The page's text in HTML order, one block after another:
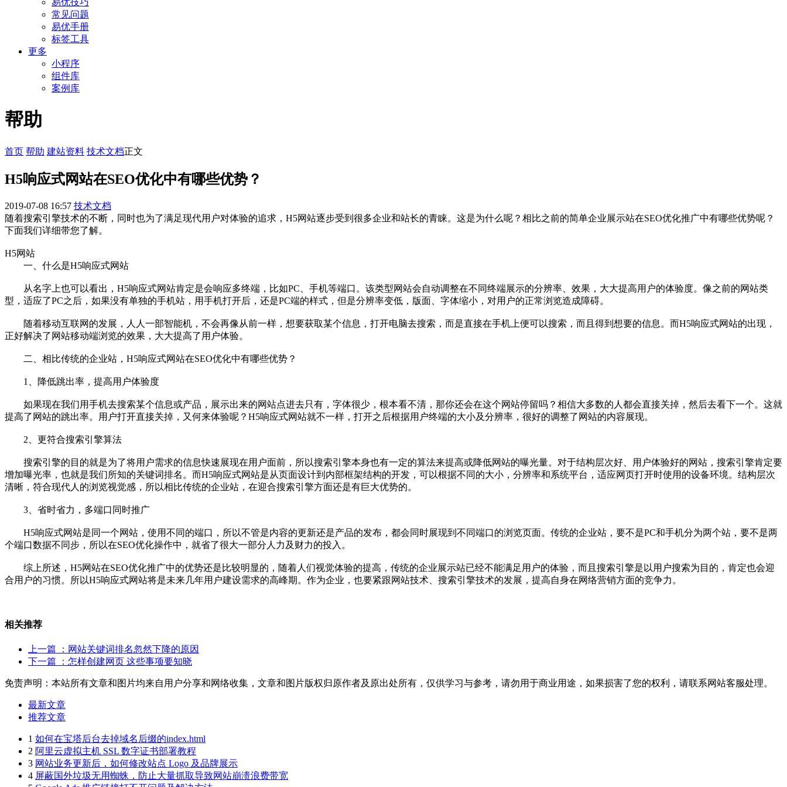
易优技巧
常见问题
易优手册
标签工具
更多
小程序
组件库
案例库
帮助
首页 帮助 建站资料 技术文档正文
H5响应式网站在SEO优化中有哪些优势？
2019-07-08 16:57 技术文档
随着搜索引擎技术的不断，同时也为了满足现代用户对体验的追求，H5网站逐步受到很多企业和站长的青睐。这是为什么呢？相比之前的简单企业展示站在SEO优化推广中有哪些优势呢？
下面我们详细带您了解。
​H5网站
一、什么是H5响应式网站
从名字上也可以看出，H5响应式网站肯定是会响应多终端，比如PC、手机等端口。该类型网站会自动调整在不同终端展示的分辨率、效果，大大提高用户的体验度。像之前的网站类
型，适应了PC之后，如果没有单独的手机站，用手机打开后，还是PC端的样式，但是分辨率变低，版面、字体缩小，对用户的正常浏览造成障碍。
随着移动互联网的发展，人人一部智能机，不会再像从前一样，想要获取某个信息，打开电脑去搜索，而是直接在手机上便可以搜索，而且得到想要的信息。而H5响应式网站的出现，
正好解决了网站移动端浏览的效果，大大提高了用户体验。
二、相比传统的企业站，H5响应式网站在SEO优化中有哪些优势？
1、降低跳出率，提高用户体验度
如果现在我们用手机去搜索某个信息或产品，展示出来的网站点进去只有，字体很少，根本看不清，那你还会在这个网站停留吗？相信大多数的人都会直接关掉，然后去看下一个。这就
提高了网站的跳出率。用户打开直接关掉，又何来体验呢？H5响应式网站就不一样，打开之后根据用户终端的大小及分辨率，很好的调整了网站的内容展现。
2、更符合搜索引擎算法
搜索引擎的目的就是为了将用户需求的信息快速展现在用户面前，所以搜索引擎本身也有一定的算法来提高或降低网站的曝光量。对于结构层次好、用户体验好的网站，搜索引擎肯定要
增加曝光率，也就是我们所知的关键词排名。而H5响应式网站是从页面设计到内部框架结构的开发，可以根据不同的大小，分辨率和系统平台，适应网页打开时使用的设备环境。结构层次
清晰，符合现代人的浏览视觉感，所以相比传统的企业站，在迎合搜索引擎方面还是有巨大优势的。
3、省时省力，多端口同时推广
H5响应式网站是同一个网站，使用不同的端口，所以不管是内容的更新还是产品的发布，都会同时展现到不同端口的浏览页面。传统的企业站，要不是PC和手机分为两个站，要不是两
个端口数据不同步，所以在SEO优化操作中，就省了很大一部分人力及财力的投入。
综上所述，H5网站在SEO优化推广中的优势还是比较明显的，随着人们视觉体验的提高，传统的企业展示站已经不能满足用户的体验，而且搜索引擎是以用户搜索为目的，肯定也会迎
合用户的习惯。所以H5响应式网站将是未来几年用户建设需求的高峰期。作为企业，也要紧跟网站技术、搜索引擎技术的发展，提高自身在网络营销方面的竞争力。
相关推荐
上一篇
：网站关键词排名忽然下降的原因
下一篇
：怎样创建网页 这些事项要知晓
免责声明：本站所有文章和图片均来自用户分享和网络收集，文章和图片版权归原作者及原出处所有，仅供学习与参考，请勿用于商业用途，如果损害了您的权利，请联系网站客服处理。
最新文章
推荐文章
1 如何在宝塔后台去掉域名后缀的index.html
2 阿里云虚拟主机 SSL 数字证书部署教程
3 网站业务更新后，如何修改站点 Logo 及品牌展示
4 屏蔽国外垃圾无用蜘蛛，防止大量抓取导致网站崩溃浪费带宽